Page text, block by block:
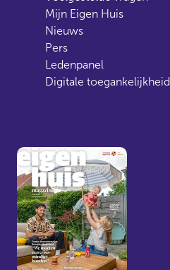
Mijn Eigen Huis
Nieuws
Pers
Ledenpanel
Digitale toegankelijkheid